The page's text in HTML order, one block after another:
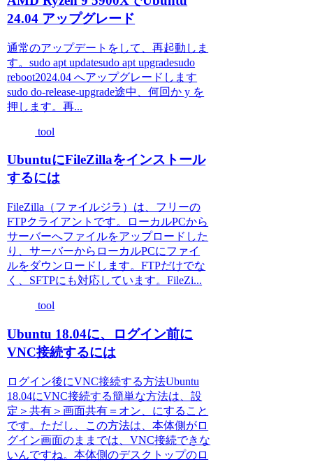
24.04 アップグレード
通常のアップデートをして、再起動しま
す。sudo apt updatesudo apt upgradesudo
reboot2024.04 へアップグレードします
sudo do-release-upgrade途中、何回か y を
押します。再...
tool
UbuntuにFileZillaをインストール
するには
FileZilla（ファイルジラ）は、フリーの
FTPクライアントです。ローカルPCから
サーバーへファイルをアップロードした
り、サーバーからローカルPCにファイ
ルをダウンロードします。FTPだけでな
く、SFTPにも対応しています。FileZi...
tool
Ubuntu 18.04に、ログイン前に
VNC接続するには
ログイン後にVNC接続する方法Ubuntu
18.04にVNC接続する簡単な方法は、設
定＞共有＞画面共有＝オン、にすること
です。ただし、この方法は、本体側がロ
グイン画面のままでは、VNC接続できな
いんですね。本体側のデスクトップのロ